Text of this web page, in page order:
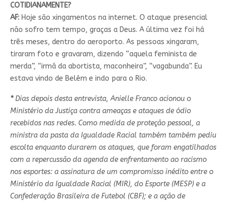
COTIDIANAMENTE?
AF:Hoje são xingamentos na internet. O ataque presencial
não sofro tem tempo, graças a Deus. A última vez foi há
três meses, dentro do aeroporto. As pessoas xingaram,
tiraram foto e gravaram, dizendo “aquela feminista de
merda”, “irmã da abortista, maconheira”, “vagabunda”. Eu
estava vindo de Belém e indo para o Rio.
*Dias depois desta entrevista, Anielle Franco acionou o
Ministério da Justiça contra ameaças e ataques de ódio
recebidos nas redes. Como medida de proteção pessoal, a
ministra da pasta da Igualdade Racial também também pediu
escolta enquanto durarem os ataques, que foram engatilhados
com a repercussão da agenda de enfrentamento ao racismo
nos esportes: a assinatura de um compromisso inédito entre o
Ministério da Igualdade Racial (MIR), do Esporte (MESP) e a
Confederação Brasileira de Futebol (CBF); e a ação de